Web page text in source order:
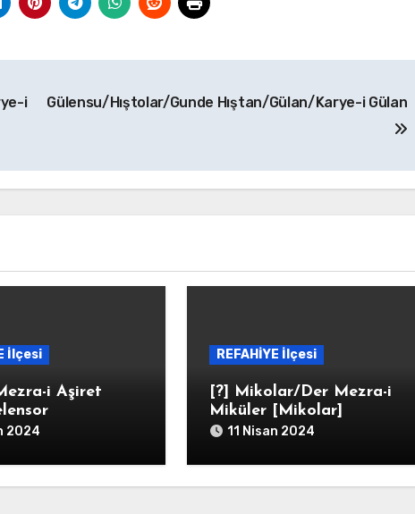
i
Gülensu/Hıştolar/Gunde Hıştan/Gülan/Karye-i Gülan
İlçesi
i Aşiret
2024
REFAHİYE İlçesi
[?] Mikolar/Der Mezra-i
Miküler [Mikolar]
11 Nisan 2024